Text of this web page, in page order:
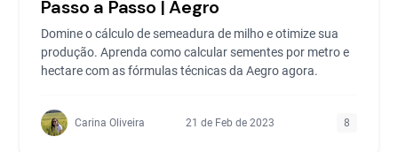
Passo a Passo | Aegro
Domine o cálculo de semeadura de milho e otimize sua
produção. Aprenda como calcular sementes por metro e
hectare com as fórmulas técnicas da Aegro agora.
Carina Oliveira 21 de Feb de 2023 8